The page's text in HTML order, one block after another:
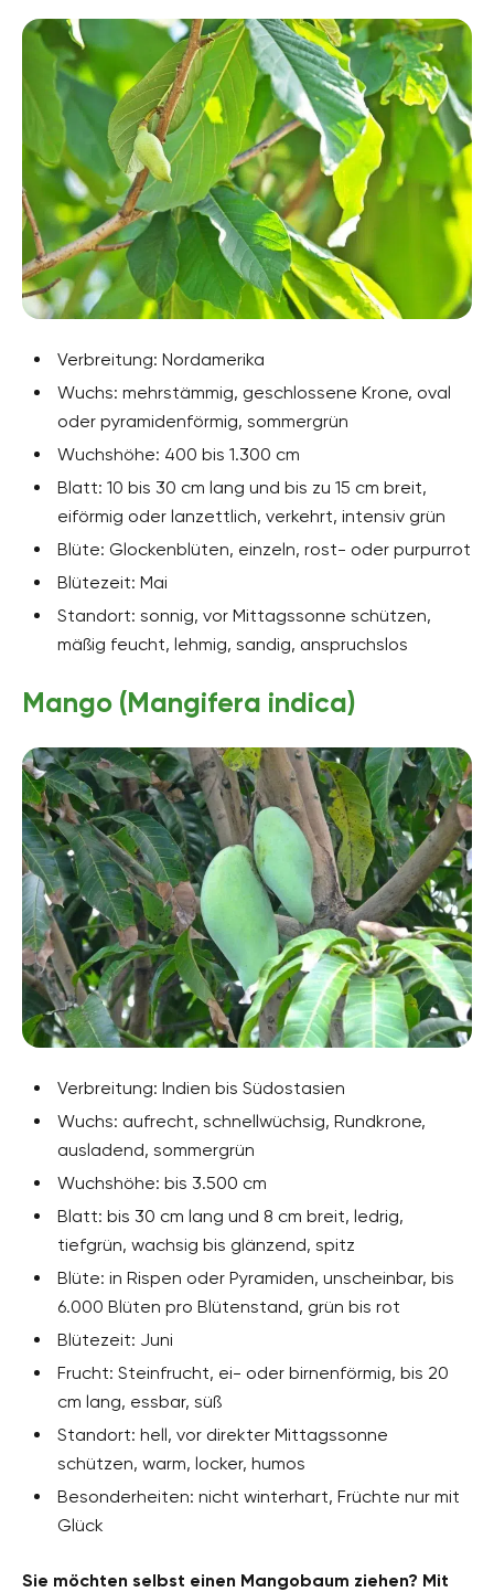
Verbreitung: Nordamerika
Wuchs: mehrstämmig, geschlossene Krone, oval
oder pyramidenförmig, sommergrün
Wuchshöhe: 400 bis 1.300 cm
Blatt: 10 bis 30 cm lang und bis zu 15 cm breit,
eiförmig oder lanzettlich, verkehrt, intensiv grün
Blüte: Glockenblüten, einzeln, rost- oder purpurrot
Blütezeit: Mai
Standort: sonnig, vor Mittagssonne schützen,
mäßig feucht, lehmig, sandig, anspruchslos
Mango (Mangifera indica)
Verbreitung: Indien bis Südostasien
Wuchs: aufrecht, schnellwüchsig, Rundkrone,
ausladend, sommergrün
Wuchshöhe: bis 3.500 cm
Blatt: bis 30 cm lang und 8 cm breit, ledrig,
tiefgrün, wachsig bis glänzend, spitz
Blüte: in Rispen oder Pyramiden, unscheinbar, bis
6.000 Blüten pro Blütenstand, grün bis rot
Blütezeit: Juni
Frucht: Steinfrucht, ei- oder birnenförmig, bis 20
cm lang, essbar, süß
Standort: hell, vor direkter Mittagssonne
schützen, warm, locker, humos
Besonderheiten: nicht winterhart, Früchte nur mit
Glück
Sie möchten selbst einen Mangobaum ziehen? Mit